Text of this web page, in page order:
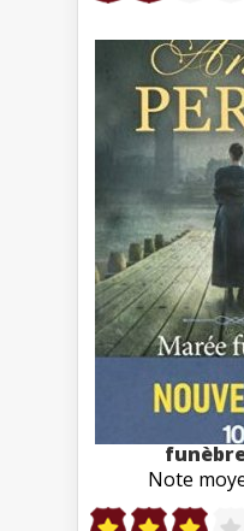
Note